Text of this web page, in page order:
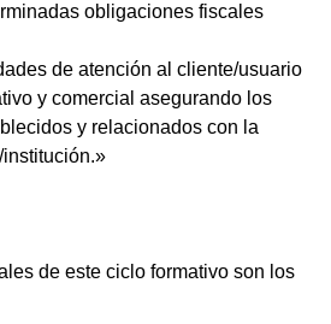
obligaciones fiscales
de atención al cliente/usuario
y comercial asegurando los
y relacionados con la
de este ciclo formativo son los